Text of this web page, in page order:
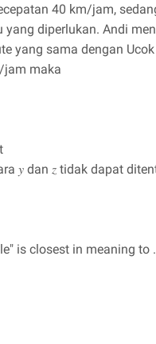
40 km/jam,
yang diperlukan. Andi
yang sama dengan
jam maka
𝑦 dan 𝑧 tidak dapat
is closest in meaning to